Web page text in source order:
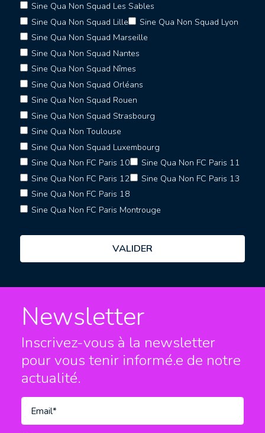
Sine Qua Non Squad Les Sables
Sine Qua Non Squad Lille
Sine Qua Non Squad Lyon
Sine Qua Non Squad Marseille
Sine Qua Non Squad Nantes
Sine Qua Non Squad Nîmes
Sine Qua Non Squad Orléans
Sine Qua Non Squad Rouen
Sine Qua Non Squad Strasbourg
Sine Qua Non Toulouse
Sine Qua Non Squad Luxembourg
Sine Qua Non FC Paris 10
Sine Qua Non FC Paris 11
Sine Qua Non FC Paris 12
Sine Qua Non FC Paris 13
Sine Qua Non FC Paris 18
Sine Qua Non FC Paris Montrouge
Newsletter
Inscrivez-vous à la newsletter
pour vous tenir informé.e de notre
actualité.